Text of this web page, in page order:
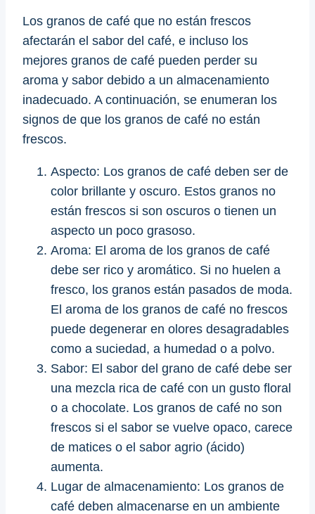
Los granos de café que no están frescos
afectarán el sabor del café, e incluso los
mejores granos de café pueden perder su
aroma y sabor debido a un almacenamiento
inadecuado. A continuación, se enumeran los
signos de que los granos de café no están
frescos.
Aspecto: Los granos de café deben ser de
color brillante y oscuro. Estos granos no
están frescos si son oscuros o tienen un
aspecto un poco grasoso.
Aroma: El aroma de los granos de café
debe ser rico y aromático. Si no huelen a
fresco, los granos están pasados ​​de moda.
El aroma de los granos de café no frescos
puede degenerar en olores desagradables
como a suciedad, a humedad o a polvo.
Sabor: El sabor del grano de café debe ser
una mezcla rica de café con un gusto floral
o a chocolate. Los granos de café no son
frescos si el sabor se vuelve opaco, carece
de matices o el sabor agrio (ácido)
aumenta.
Lugar de almacenamiento: Los granos de
café deben almacenarse en un ambiente